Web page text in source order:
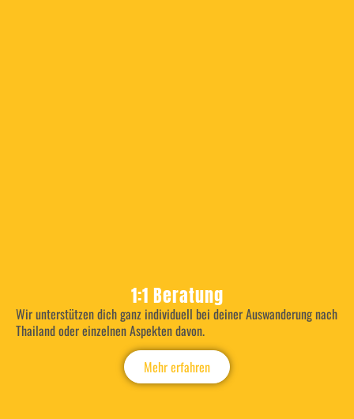
1:1 Beratung
Wir unterstützen dich ganz individuell bei deiner Auswanderung nach
Thailand oder einzelnen Aspekten davon.
Mehr erfahren